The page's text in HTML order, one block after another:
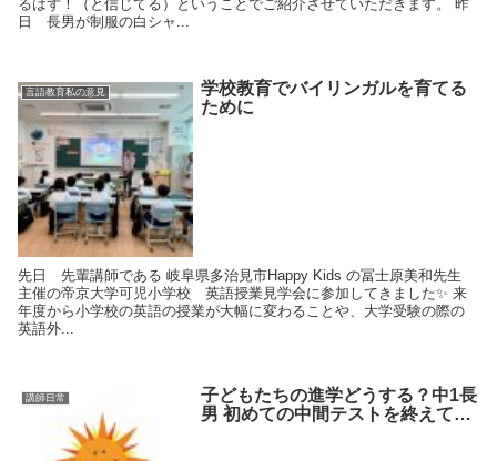
るはず！（と信じてる）ということでご紹介させていただきます。 昨
日 長男が制服の白シャ...
言語教育私の意見
学校教育でバイリンガルを育てる
ために
先日 先輩講師である 岐阜県多治見市Happy Kids の冨士原美和先生
主催の帝京大学可児小学校 英語授業見学会に参加してきました✨ 来
年度から小学校の英語の授業が大幅に変わることや、大学受験の際の
英語外...
講師日常
子どもたちの進学どうする？中1長
男 初めての中間テストを終えて…